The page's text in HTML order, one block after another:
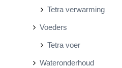
Tetra verwarming
Voeders
Tetra voer
Wateronderhoud